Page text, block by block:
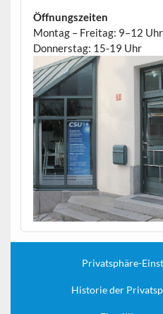
Öffnungszeiten
Montag – Freitag: 9–12 Uhr
Donnerstag: 15-19 Uhr
Privatsphäre-
Historie der